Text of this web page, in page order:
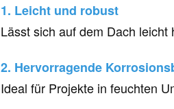
1. Leicht und robust
Lässt sich auf dem Dach
2. Hervorragende
Ideal für Projekte in feuchten